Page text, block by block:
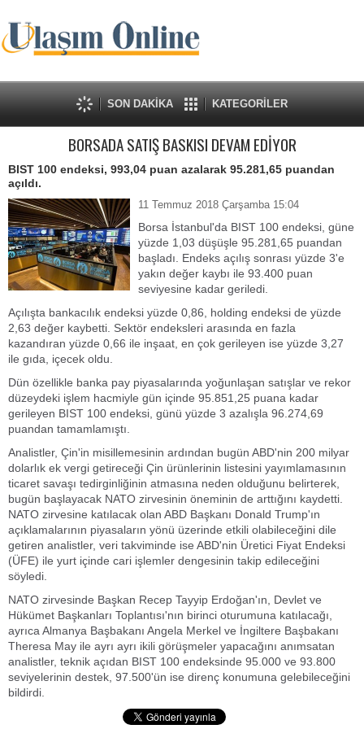
SON DAKİKA KATEGORİLER
BORSADA SATIŞ BASKISI DEVAM EDİYOR
BIST 100 endeksi, 993,04 puan azalarak 95.281,65 puandan
açıldı.
11 Temmuz 2018 Çarşamba 15:04
Borsa İstanbul'da BIST 100 endeksi, güne
yüzde 1,03 düşüşle 95.281,65 puandan
başladı. Endeks açılış sonrası yüzde 3'e
yakın değer kaybı ile 93.400 puan
seviyesine kadar geriledi.
Açılışta bankacılık endeksi yüzde 0,86, holding endeksi de yüzde
2,63 değer kaybetti. Sektör endeksleri arasında en fazla
kazandıran yüzde 0,66 ile inşaat, en çok gerileyen ise yüzde 3,27
ile gıda, içecek oldu.
Dün özellikle banka pay piyasalarında yoğunlaşan satışlar ve rekor
düzeydeki işlem hacmiyle gün içinde 95.851,25 puana kadar
gerileyen BIST 100 endeksi, günü yüzde 3 azalışla 96.274,69
puandan tamamlamıştı.
Analistler, Çin'in misillemesinin ardından bugün ABD'nin 200 milyar
dolarlık ek vergi getireceği Çin ürünlerinin listesini yayımlamasının
ticaret savaşı tedirginliğinin atmasına neden olduğunu belirterek,
bugün başlayacak NATO zirvesinin öneminin de arttığını kaydetti.
NATO zirvesine katılacak olan ABD Başkanı Donald Trump'ın
açıklamalarının piyasaların yönü üzerinde etkili olabileceğini dile
getiren analistler, veri takviminde ise ABD'nin Üretici Fiyat Endeksi
(ÜFE) ile yurt içinde cari işlemler dengesinin takip edileceğini
söyledi.
NATO zirvesinde Başkan Recep Tayyip Erdoğan'ın, Devlet ve
Hükümet Başkanları Toplantısı'nın birinci oturumuna katılacağı,
ayrıca Almanya Başbakanı Angela Merkel ve İngiltere Başbakanı
Theresa May ile ayrı ayrı ikili görüşmeler yapacağını anımsatan
analistler, teknik açıdan BIST 100 endeksinde 95.000 ve 93.800
seviyelerinin destek, 97.500'ün ise direnç konumuna gelebileceğini
bildirdi.